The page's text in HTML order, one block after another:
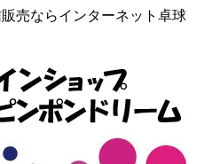
売ならインターネット卓球